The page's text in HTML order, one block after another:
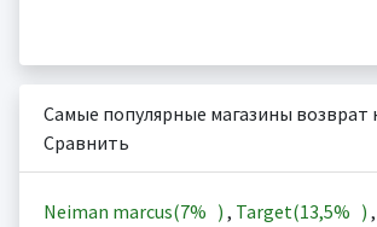
Самые популярные магазины возврат
Сравнить
Neiman marcus(7% ) , Target(13,5% ) ,